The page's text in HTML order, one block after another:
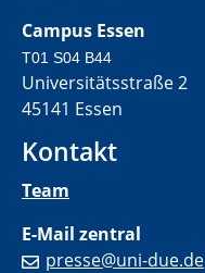
Campus Essen
T01 S04 B44
Universitätsstraße 2
45141 Essen
Kontakt
Team
E-Mail zentral
presse@uni-due.de